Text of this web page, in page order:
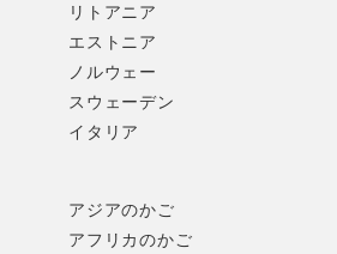
リトアニア
エストニア
ノルウェー
スウェーデン
イタリア
アジアのかご
アフリカのかご